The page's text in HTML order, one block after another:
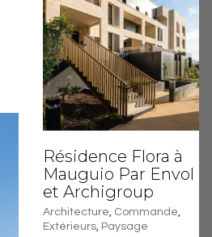
Résidence Flora à
Mauguio Par Envol
et Archigroup
Architecture Commande
Extérieurs Paysage